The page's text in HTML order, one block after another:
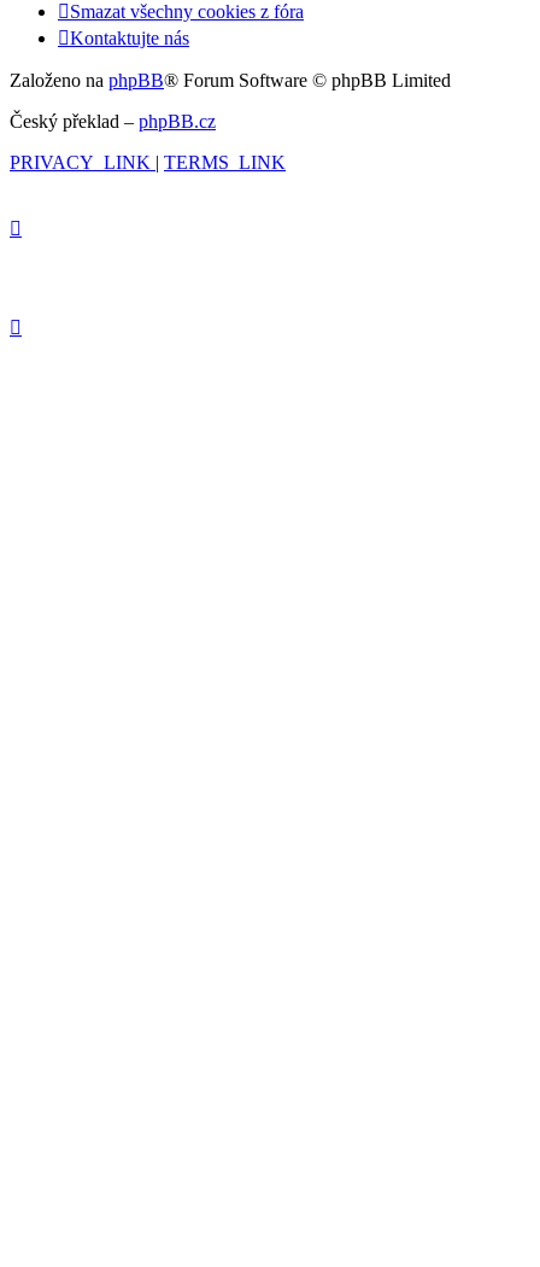
Smazat všechny cookies z fóra
Kontaktujte nás
Založeno na phpBB® Forum Software © phpBB Limited
Český překlad – phpBB.cz
PRIVACY_LINK
TERMS_LINK